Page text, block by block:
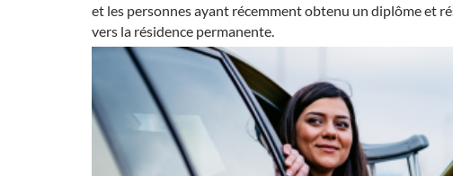
et les personnes ayant récemment obtenu un diplôme et
vers la résidence permanente.